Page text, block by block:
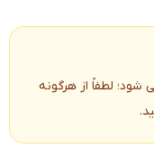
لطفاً از هرگونه